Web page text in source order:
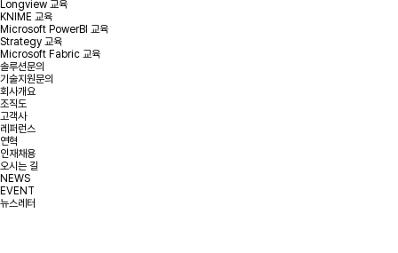
Longview 교육
KNIME 교육
Microsoft PowerBI 교육
Strategy 교육
Microsoft Fabric 교육
솔루션문의
기술지원문의
회사개요
조직도
고객사
레퍼런스
연혁
인재채용
오시는 길
NEWS
EVENT
뉴스레터